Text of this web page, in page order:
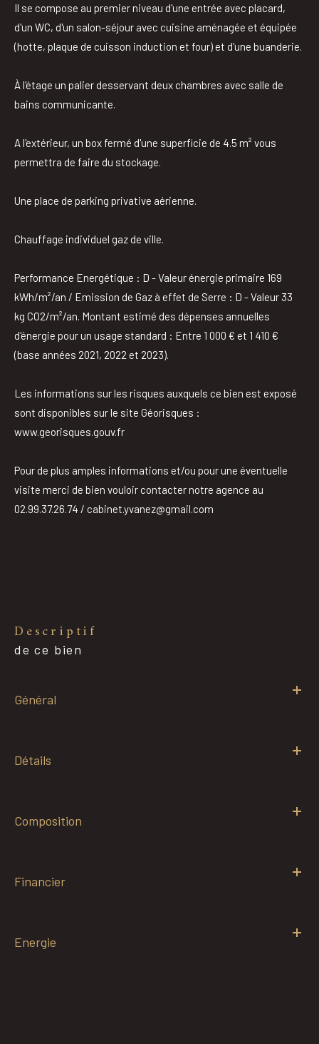
Il se compose au premier niveau d'une entrée avec placard,
d'un WC, d'un salon-séjour avec cuisine aménagée et équipée
(hotte, plaque de cuisson induction et four) et d'une buanderie.
À l'étage un palier desservant deux chambres avec salle de
bains communicante.
A l'extérieur, un box fermé d'une superficie de 4.5 m² vous
permettra de faire du stockage.
Une place de parking privative aérienne.
Chauffage individuel gaz de ville.
Performance Energétique : D - Valeur énergie primaire 169
kWh/m²/an / Emission de Gaz à effet de Serre : D - Valeur 33
kg CO2/m²/an. Montant estimé des dépenses annuelles
d'énergie pour un usage standard : Entre 1 000 € et 1 410 €
(base années 2021, 2022 et 2023).
Les informations sur les risques auxquels ce bien est exposé
sont disponibles sur le site Géorisques :
www.georisques.gouv.fr
Pour de plus amples informations et/ou pour une éventuelle
visite merci de bien vouloir contacter notre agence au
02.99.37.26.74 / cabinet.yvanez@gmail.com
descriptif
de ce bien
Général
Détails
Composition
Financier
Energie